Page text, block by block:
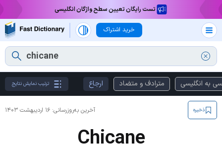
تست رایگان تعیین سطح واژگان انگلیسی
خرید اشتراک
به انگلیسی مترادف و متضاد ارجاع ترتیب نمایش نتایج
آخرین به‌روزرسانی: ۱۶ اردیبهشت ۱۴۰۳ ذخیره
Chicane